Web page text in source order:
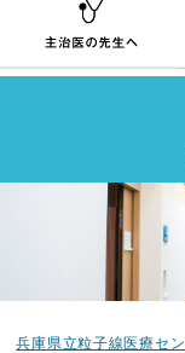
兵庫県立粒子線医療セ